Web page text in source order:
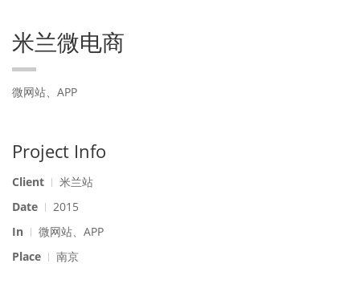
米兰微电商
微网站、APP
Project Info
Client
米兰站
Date
2015
In
微网站、APP
Place
南京